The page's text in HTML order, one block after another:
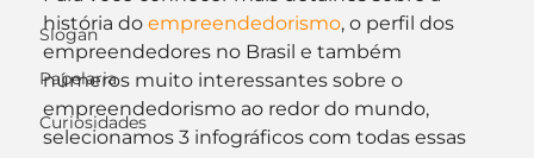
Slogan
Papelaria
Curiosidades
história do empreendedorismo, o perfil dos
empreendedores no Brasil e também
números muito interessantes sobre o
empreendedorismo ao redor do mundo,
selecionamos 3 infográficos com todas essas